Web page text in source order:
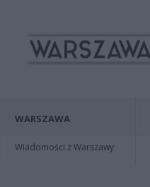
WARSZAWA
Wiadomości z Warszawy